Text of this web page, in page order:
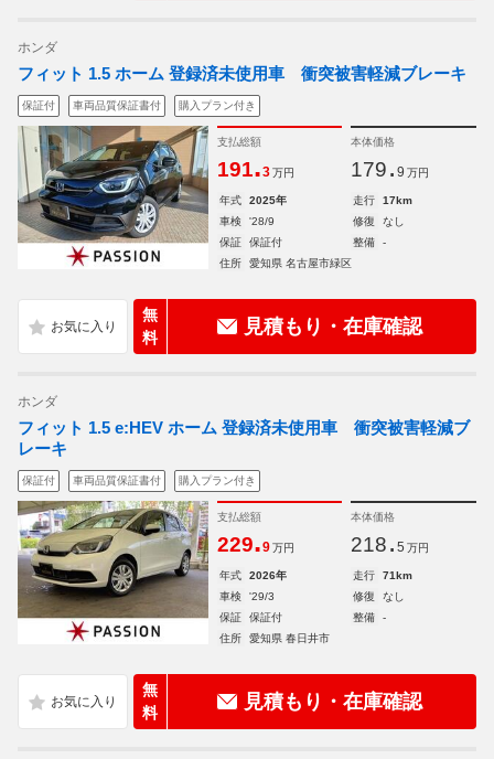
ホンダ
フィット 1.5 ホーム 登録済未使用車 衝突被害軽減ブレーキ
保証付 車両品質保証書付 購入プラン付き
支払総額
191.3 万円
本体価格
179. 9 万円
年式 2025年 走行
17km
車検
'28/9 修復
なし
保証
保証付 整備
-
住所
愛知県 名古屋市緑区
無
料
見積もり・在庫確認
ホンダ
フィット 1.5 e:HEV ホーム 登録済未使用車 衝突被害軽減ブ
レーキ
保証付 車両品質保証書付 購入プラン付き
支払総額
229.9 万円
本体価格
218. 5 万円
年式 2026年 走行
71km
車検
'29/3 修復
なし
保証
保証付 整備
-
住所
愛知県 春日井市
無
料
見積もり・在庫確認